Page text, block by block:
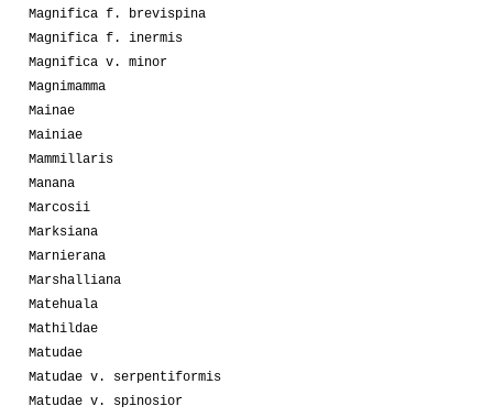
Magnifica f. brevispina
Magnifica f. inermis
Magnifica v. minor
Magnimamma
Mainae
Mainiae
Mammillaris
Manana
Marcosii
Marksiana
Marnierana
Marshalliana
Matehuala
Mathildae
Matudae
Matudae v. serpentiformis
Matudae v. spinosior